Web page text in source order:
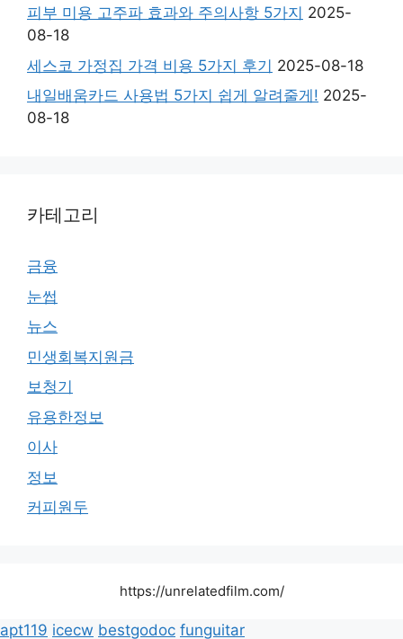
피부 미용 고주파 효과와 주의사항 5가지 2025-
08-18
세스코 가정집 가격 비용 5가지 후기 2025-08-18
내일배움카드 사용법 5가지 쉽게 알려줄게! 2025-
08-18
카테고리
금융
눈썹
뉴스
민생회복지원금
보청기
유용한정보
이사
정보
커피원두
https://unrelatedfilm.com/
apt119 icecw bestgodoc funguitar